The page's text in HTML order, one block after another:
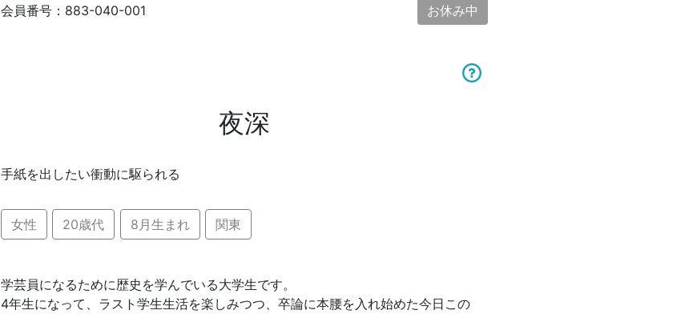
会員番号：883-040-001 お休み中
夜深
手紙を出したい衝動に駆られる
女性 20歳代 8月生まれ 関東
学芸員になるために歴史を学んでいる大学生です。
4年生になって、ラスト学生生活を楽しみつつ、卒論に本腰を入れ始めた今日この